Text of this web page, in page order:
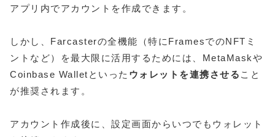
アプリ内でアカウントを作成できます。
しかし、Farcasterの全機能（特にFramesでのNFTミ
ントなど）を最大限に活用するためには、MetaMaskや
Coinbase Walletといった ウォレットを連携させる こと
が推奨されます。
アカウント作成後に、設定画面からいつでもウォレット